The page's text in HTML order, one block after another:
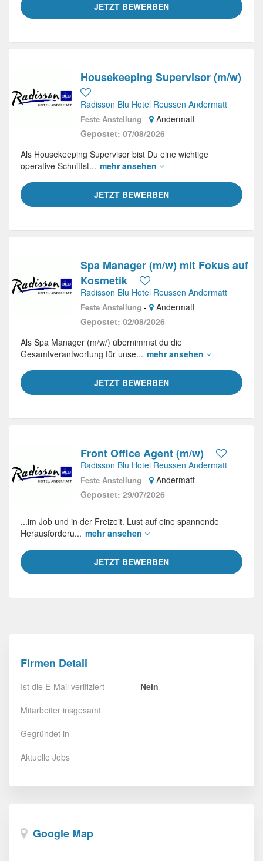
JETZT BEWERBEN
Housekeeping Supervisor (m/w)
Radisson Blu Hotel Reussen Andermatt
Feste Anstellung -
Andermatt
Gepostet: 07/08/2026
JETZT BEWERBEN
Als Housekeeping Supervisor bist Du eine wichtige
operative Schnittst... mehr ansehen
Spa Manager (m/w) mit Fokus auf
Kosmetik
Radisson Blu Hotel Reussen Andermatt
Feste Anstellung -
Andermatt
Gepostet: 02/08/2026
JETZT BEWERBEN
Als Spa Manager (m/w/) übernimmst du die
Gesamtverantwortung für unse... mehr ansehen
Front Office Agent (m/w)
Radisson Blu Hotel Reussen Andermatt
Feste Anstellung -
Andermatt
Gepostet: 29/07/2026
JETZT BEWERBEN
...im Job und in der Freizeit. Lust auf eine spannende
Herausforderu... mehr ansehen
Firmen Detail
Ist die E-Mail verifiziert
Nein
Mitarbeiter insgesamt
Gegründet in
Aktuelle Jobs
Google Map